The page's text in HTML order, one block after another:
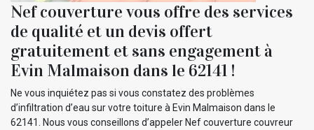
Nef couverture vous offre des services
de qualité et un devis offert
gratuitement et sans engagement à
Evin Malmaison dans le 62141 !
Ne vous inquiétez pas si vous constatez des problèmes
d’infiltration d’eau sur votre toiture à Evin Malmaison dans le
62141. Nous vous conseillons d’appeler Nef couverture couvreur